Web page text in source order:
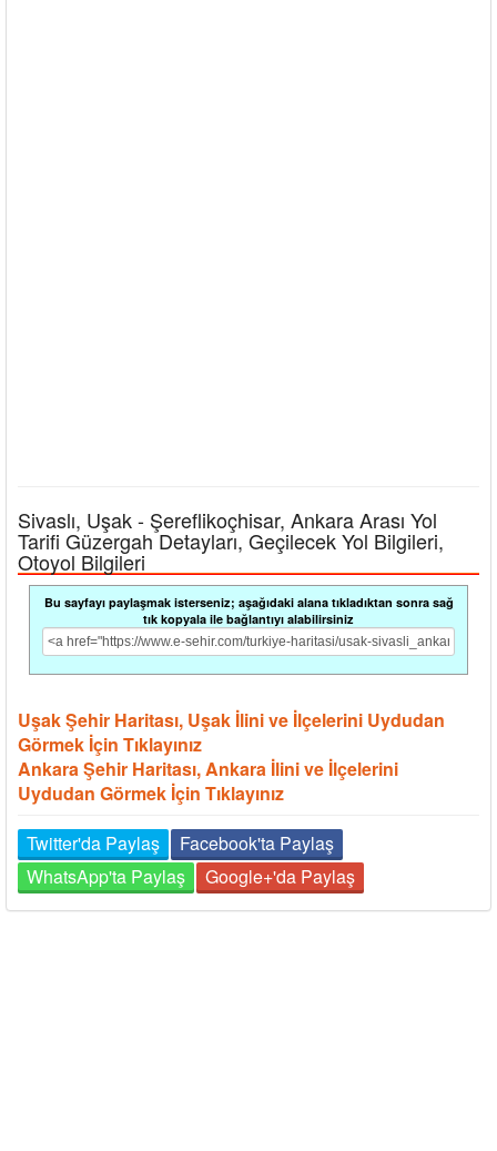
Sivaslı, Uşak - Şereflikoçhisar, Ankara Arası Yol
Tarifi Güzergah Detayları, Geçilecek Yol Bilgileri,
Otoyol Bilgileri
Bu sayfayı paylaşmak isterseniz; aşağıdaki alana tıkladıktan sonra sağ
tık kopyala ile bağlantıyı alabilirsiniz
Uşak Şehir Haritası, Uşak İlini ve İlçelerini Uydudan
Görmek İçin Tıklayınız
Ankara Şehir Haritası, Ankara İlini ve İlçelerini
Uydudan Görmek İçin Tıklayınız
Twitter'da Paylaş
Facebook'ta Paylaş
WhatsApp'ta Paylaş
Google+'da Paylaş